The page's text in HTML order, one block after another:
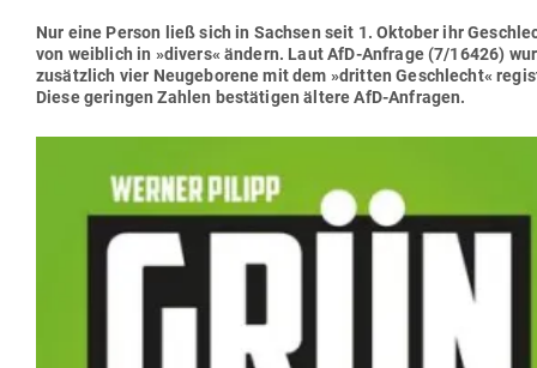
Nur eine Person ließ sich in Sachsen seit 1. Oktober ihr
von weiblich in »divers« ändern. Laut AfD-Anfrage (7/16426)
zusätzlich vier Neu­ge­borene mit dem »dritten Geschlecht«
Diese geringen Zahlen bestä­tigen ältere AfD-Anfragen.